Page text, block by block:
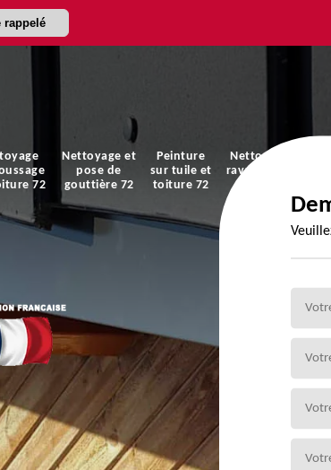
rappelé
72
Nettoyage et
pose de
gouttière 72
Peinture
sur tuile et
toiture 72
Nettoyage et
ravalement de